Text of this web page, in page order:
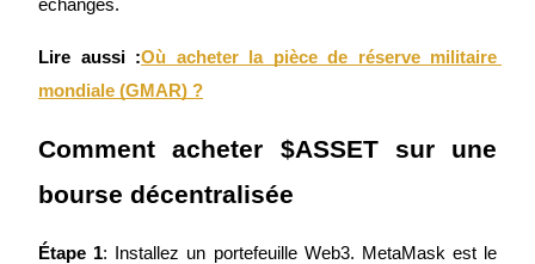
Blocages BTR
Des investissements exclusifs pour les détenteurs de BTR
échanges.
Lire aussi :Où acheter la pièce de réserve militaire
mondiale (GMAR) ?
Comment acheter $ASSET sur une
bourse décentralisée
Étape 1: Installez un portefeuille Web3. MetaMask est le